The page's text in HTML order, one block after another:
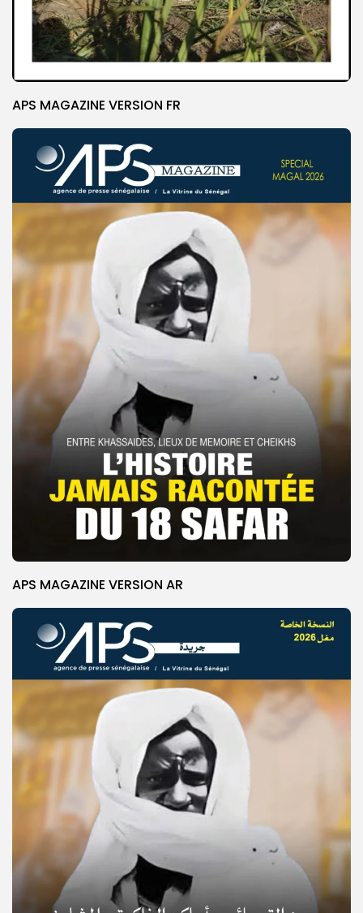
© Copyright 2025, APS
APS MAGAZINE VERSION FR
APS MAGAZINE VERSION AR